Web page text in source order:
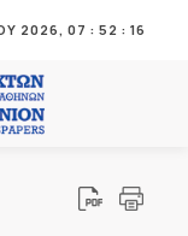
2026, 07 : 52 : 16